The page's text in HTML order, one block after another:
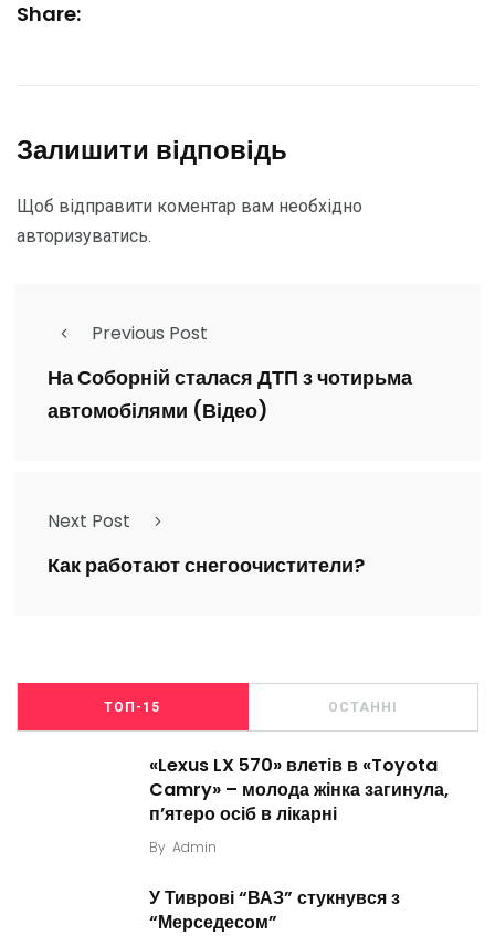
Share:
Залишити відповідь
Щоб відправити коментар вам необхідно
авторизуватись.
Previous Post
На Соборній сталася ДТП з чотирьма
автомобілями (Відео)
Next Post
Как работают снегоочистители?
ТОП-15 ОСТАННІ
«Lexus LX 570» влетів в «Toyota
Camry» – молода жінка загинула,
п’ятеро осіб в лікарні
By Admin
У Тиврові “ВАЗ” стукнувся з
“Мерседесом”